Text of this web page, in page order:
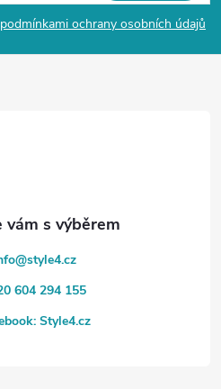
podmínkami ochrany osobních údajů
@style4.cz
604 294 155
Style4.cz